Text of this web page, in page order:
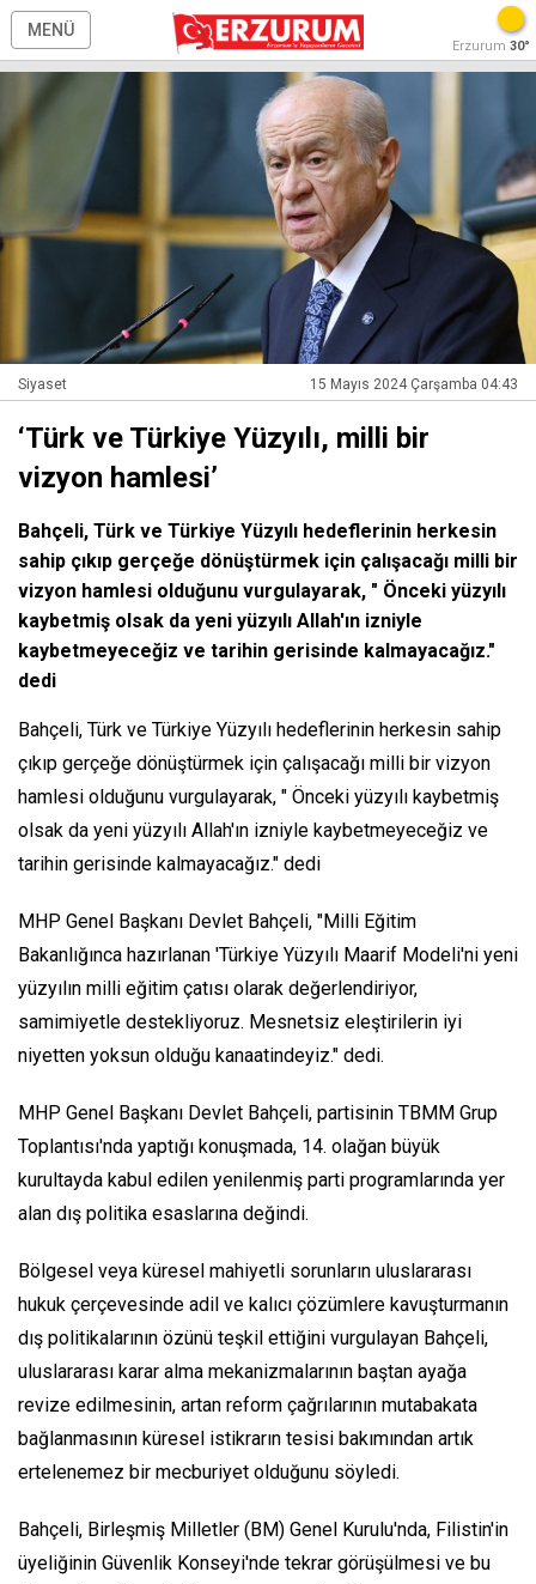
MENÜ
Erzurum 30°
Siyaset 15 Mayıs 2024 Çarşamba 04:43
‘Türk ve Türkiye Yüzyılı, milli bir
vizyon hamlesi’
Bahçeli, Türk ve Türkiye Yüzyılı hedeflerinin herkesin
sahip çıkıp gerçeğe dönüştürmek için çalışacağı milli bir
vizyon hamlesi olduğunu vurgulayarak, " Önceki yüzyılı
kaybetmiş olsak da yeni yüzyılı Allah'ın izniyle
kaybetmeyeceğiz ve tarihin gerisinde kalmayacağız."
dedi
Bahçeli, Türk ve Türkiye Yüzyılı hedeflerinin herkesin sahip
çıkıp gerçeğe dönüştürmek için çalışacağı milli bir vizyon
hamlesi olduğunu vurgulayarak, " Önceki yüzyılı kaybetmiş
olsak da yeni yüzyılı Allah'ın izniyle kaybetmeyeceğiz ve
tarihin gerisinde kalmayacağız." dedi
MHP Genel Başkanı Devlet Bahçeli, "Milli Eğitim
Bakanlığınca hazırlanan 'Türkiye Yüzyılı Maarif Modeli'ni yeni
yüzyılın milli eğitim çatısı olarak değerlendiriyor,
samimiyetle destekliyoruz. Mesnetsiz eleştirilerin iyi
niyetten yoksun olduğu kanaatindeyiz." dedi.
MHP Genel Başkanı Devlet Bahçeli, partisinin TBMM Grup
Toplantısı'nda yaptığı konuşmada, 14. olağan büyük
kurultayda kabul edilen yenilenmiş parti programlarında yer
alan dış politika esaslarına değindi.
Bölgesel veya küresel mahiyetli sorunların uluslararası
hukuk çerçevesinde adil ve kalıcı çözümlere kavuşturmanın
dış politikalarının özünü teşkil ettiğini vurgulayan Bahçeli,
uluslararası karar alma mekanizmalarının baştan ayağa
revize edilmesinin, artan reform çağrılarının mutabakata
bağlanmasının küresel istikrarın tesisi bakımından artık
ertelenemez bir mecburiyet olduğunu söyledi.
Bahçeli, Birleşmiş Milletler (BM) Genel Kurulu'nda, Filistin'in
üyeliğinin Güvenlik Konseyi'nde tekrar görüşülmesi ve bu